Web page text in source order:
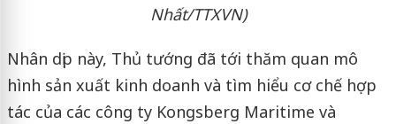
Nhất/TTXVN)
Nhân dịp này, Thủ tướng đã tới thăm quan mô
hình sản xuất kinh doanh và tìm hiểu cơ chế hợp
tác của các công ty Kongsberg Maritime và